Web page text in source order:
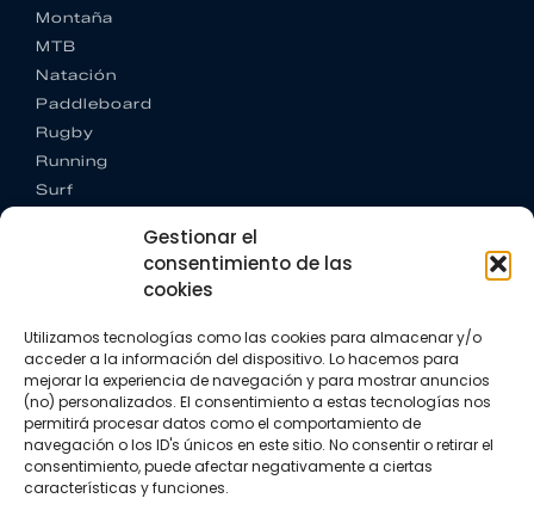
Gestionar el
consentimiento de las
cookies
Utilizamos tecnologías como las cookies para almacenar y/o
acceder a la información del dispositivo. Lo hacemos para
mejorar la experiencia de navegación y para mostrar anuncios
(no) personalizados. El consentimiento a estas tecnologías nos
permitirá procesar datos como el comportamiento de
navegación o los ID's únicos en este sitio. No consentir o retirar el
consentimiento, puede afectar negativamente a ciertas
características y funciones.
Montaña
MTB
Natación
Paddleboard
Rugby
Running
Surf
CONTACTO
+34 662 342 177
info@vkssport.com
SÍGUENOS